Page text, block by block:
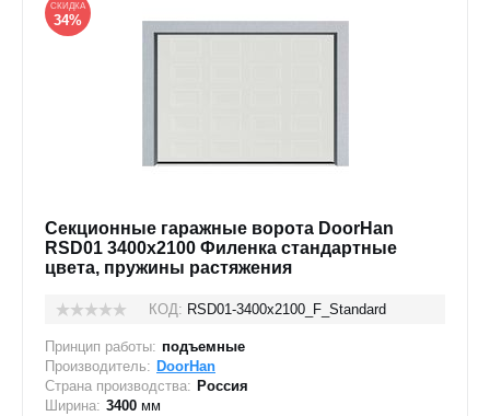
СКИДКА
34%
Секционные гаражные ворота DoorHan
RSD01 3400x2100 Филенка стандартные
цвета, пружины растяжения
КОД: RSD01-3400х2100_F_Standard
Принцип работы: подъемные
Производитель: DoorHan
Страна производства: Россия
Ширина: 3400 мм